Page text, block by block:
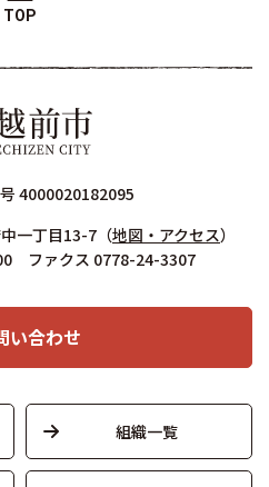
TOP
4000020182095
一丁目13-7 （地図・アクセス）
ファクス 0778-24-3307
い合わせ
組織一覧